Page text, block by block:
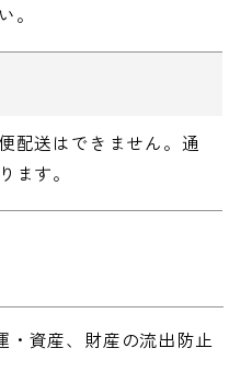
。
配送はできません。通
ます。
・資産、財産の流出防止